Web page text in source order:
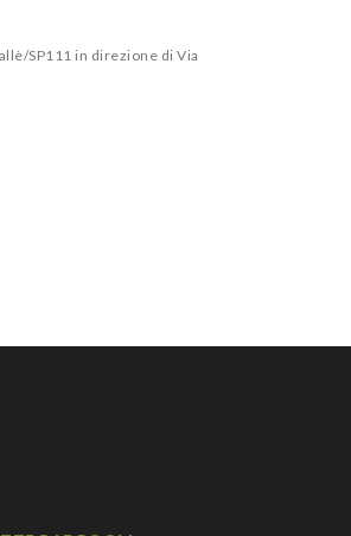
SP111 in direzione di Via